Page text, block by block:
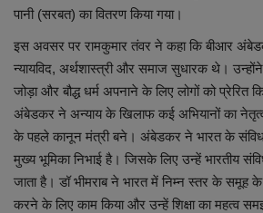
शिक्षा
स्वास्थ्य
राष्ट्रीय
व्यापार
पानी (सरबत) का वितरण किया गया।
इस अवसर पर रामकुमार तंवर ने कहा कि बीआर
न्यायविद, अर्थशास्त्री और समाज सुधारक थे।
जोड़ा और बौद्ध धर्म अपनाने के लिए लोगों को
अंबेडकर ने अन्याय के खिलाफ कई अभियानों का
के पहले कानून मंत्री बने। अंबेडकर ने भारत के
मुख्य भूमिका निभाई है। जिसके लिए उन्हें भारतीय
जाता है। डॉ भीमराब ने भारत में निम्न स्तर के समूह के
करने के लिए काम किया और उन्हें शिक्षा का महत्व